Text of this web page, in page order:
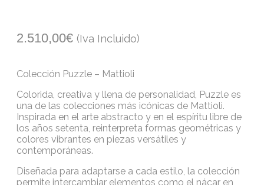
2.510,00€ (Iva Incluido)
Colección Puzzle – Mattioli
Colorida, creativa y llena de personalidad, Puzzle es
una de las colecciones más icónicas de Mattioli.
Inspirada en el arte abstracto y en el espíritu libre de
los años setenta, reinterpreta formas geométricas y
colores vibrantes en piezas versátiles y
contemporáneas.
Diseñada para adaptarse a cada estilo, la colección
permite intercambiar elementos como el nácar en